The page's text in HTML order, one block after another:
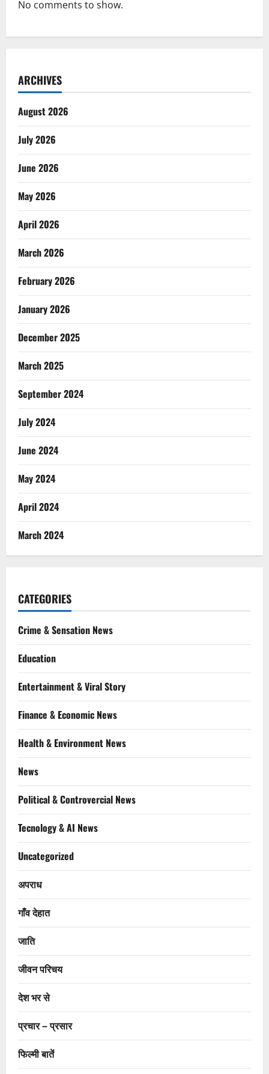
No comments to show.
ARCHIVES
August 2026
July 2026
June 2026
May 2026
April 2026
March 2026
February 2026
January 2026
December 2025
March 2025
September 2024
July 2024
June 2024
May 2024
April 2024
March 2024
CATEGORIES
Crime & Sensation News
Education
Entertainment & Viral Story
Finance & Economic News
Health & Environment News
News
Political & Controvercial News
Tecnology & AI News
Uncategorized
अपराध
गाँव देहात
जाति
जीवन परिचय
देश भर से
प्रचार – प्रसार
फिल्मी बातें